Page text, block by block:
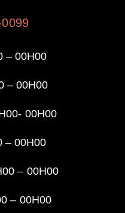
– 00H00
– 00H00
00H00
– 00H00
– 00H00
– 00H00